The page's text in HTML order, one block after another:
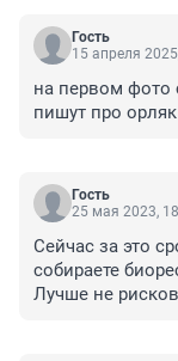
Гость
15 апреля
на первом фото
пишут про
Гость
25 мая 2023,
Сейчас за это
собираете
Лучше не